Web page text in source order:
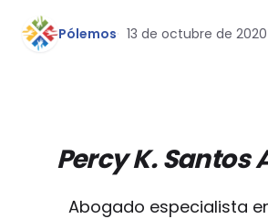
Pólemos 13 de octubre de 2020
Percy K. Santos
Abogado especialista